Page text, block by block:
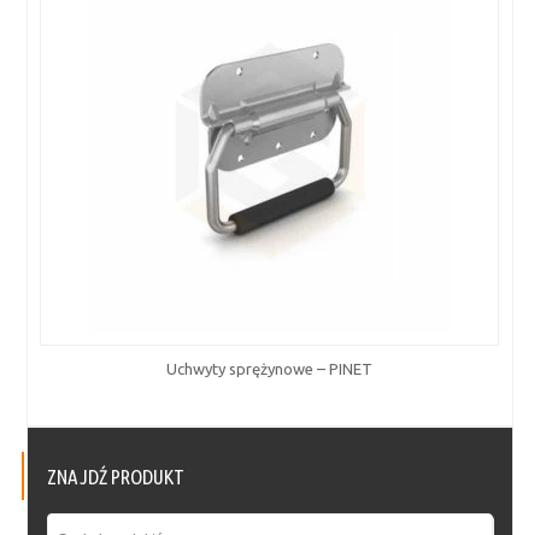
Uchwyty sprężynowe – PINET
ZNAJDŹ PRODUKT